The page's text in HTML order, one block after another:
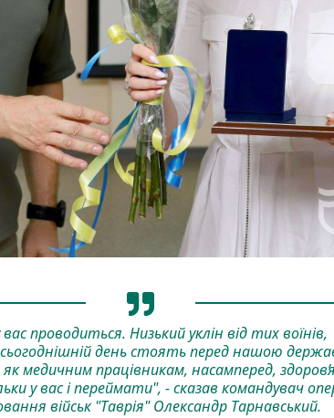
проводиться. Низький уклін від тих
день стоять перед нашою
медичним працівникам, насамперед,
у вас і переймати", - сказав командувач
військ "Таврія" Олександр Тарнавський.